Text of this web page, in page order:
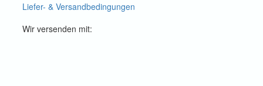
Liefer- & Versandbedingungen
Wir versenden mit: